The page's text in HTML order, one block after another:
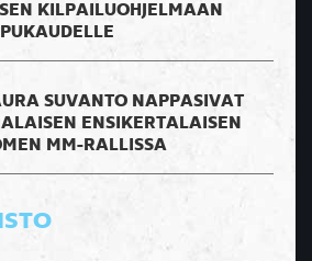
KILPAILUOHJELMAAN
SUVANTO NAPPASIVAT
ENSIKERTALAISEN
MM-RALLISSA